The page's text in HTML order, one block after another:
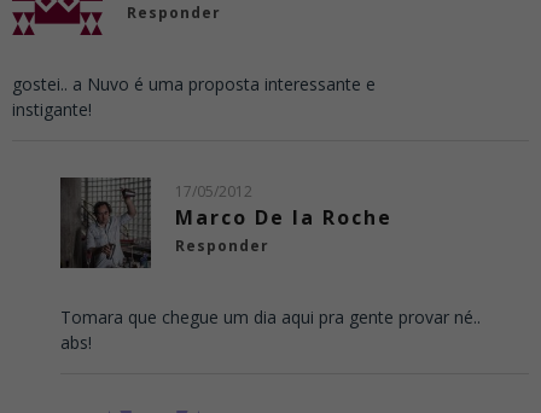
Responder
gostei.. a Nuvo é uma proposta interessante e
instigante!
17/05/2012
Marco De la Roche
Responder
Tomara que chegue um dia aqui pra gente provar né..
abs!